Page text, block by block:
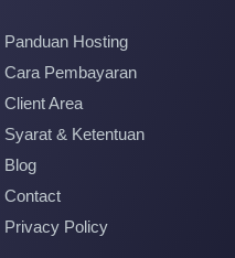
Panduan Hosting
Cara Pembayaran
Client Area
Syarat & Ketentuan
Blog
Contact
Privacy Policy